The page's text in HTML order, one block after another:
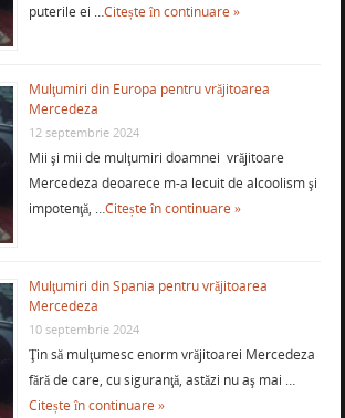
puterile ei …Citește în continuare »
Mulţumiri din Europa pentru vrăjitoarea
Mercedeza
12 septembrie 2024
Mii şi mii de mulţumiri doamnei vrăjitoare
Mercedeza deoarece m-a lecuit de alcoolism şi
impotenţă, …Citește în continuare »
Mulţumiri din Spania pentru vrăjitoarea
Mercedeza
10 septembrie 2024
Ţin să mulţumesc enorm vrăjitoarei Mercedeza
fără de care, cu siguranţă, astăzi nu aş mai …
Citește în continuare »